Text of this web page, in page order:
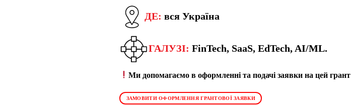
ДЕ: вся Україна
ГАЛУЗІ: FinTech, SaaS, EdTech, AI/ML.
Ми допомагаємо в оформленні та подачі заявки на цей грант
ЗАМОВИТИ ОФОРМЛЕННЯ ГРАНТОВОЇ ЗАЯВКИ